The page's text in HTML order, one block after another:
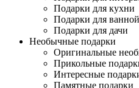
Подарки для кухни
Подарки для ванной
Подарки для дачи
Необычные подарки
Оригинальные
Прикольные
Интересные
Памятные подарки